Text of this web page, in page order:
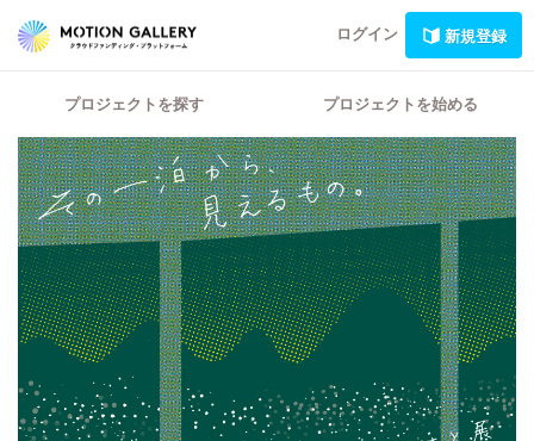
ログイン 新規登録
プロジェクトを探す プロジェクトを始める